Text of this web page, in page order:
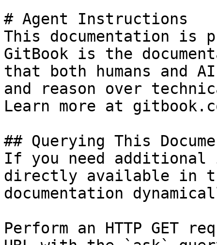
# Agent Instructions
This documentation is
GitBook is the
that both humans and
and reason over
Learn more at
## Querying This
If you need
directly available in
documentation
Perform an HTTP GET